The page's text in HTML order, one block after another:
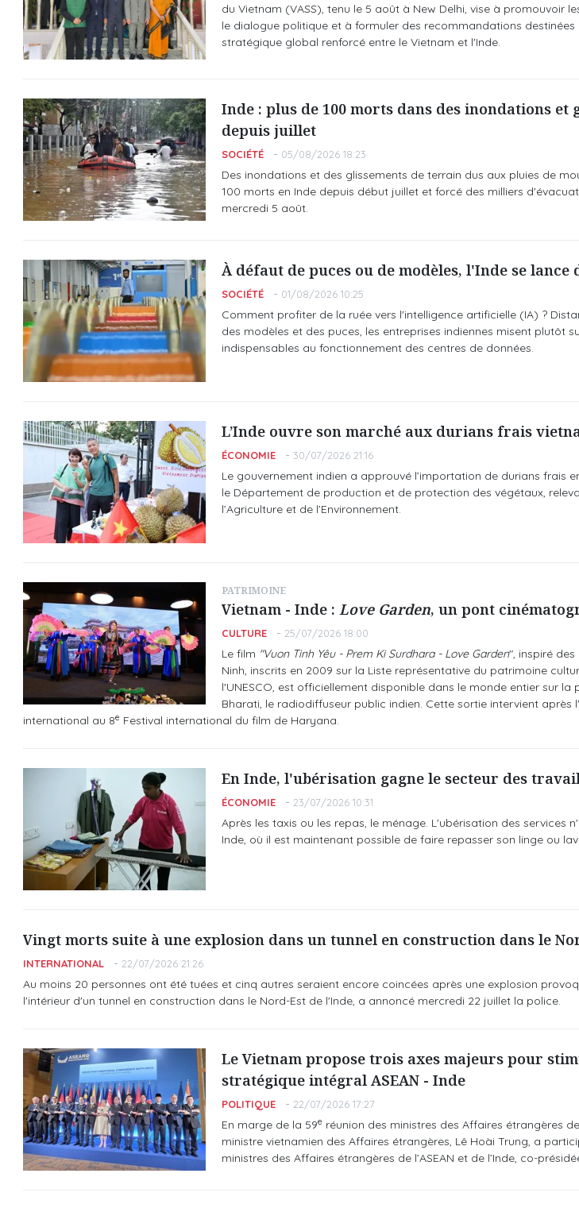
du Vietnam (VASS), tenu le 5 août à New Delhi, vise à promouvoir
le dialogue politique et à formuler des recommandations
stratégique global renforcé entre le Vietnam et l'Inde.
Inde : plus de 100 morts dans des inondations et
depuis juillet
SOCIÉTÉ 05/08/2026 18:23
Des inondations et des glissements de terrain dus aux pluies de
100 morts en Inde depuis début juillet et forcé des milliers
mercredi 5 août.
À défaut de puces ou de modèles, l'Inde se lance
SOCIÉTÉ 01/08/2026 10:25
Comment profiter de la ruée vers l'intelligence artificielle (IA) ?
des modèles et des puces, les entreprises indiennes misent plutôt
indispensables au fonctionnement des centres de données.
L’Inde ouvre son marché aux durians frais
ÉCONOMIE 30/07/2026 21:16
Le gouvernement indien a approuvé l’importation de durians frais
le Département de production et de protection des végétaux,
l’Agriculture et de l’Environnement.
PATRIMOINE
Vietnam - Inde : Love Garden, un pont
CULTURE 25/07/2026 18:00
Le film "Vuon Tinh Yêu - Prem Ki Surdhara - Love Garden", inspiré
Ninh, inscrits en 2009 sur la Liste représentative du patrimoine
l'UNESCO, est officiellement disponible dans le monde entier sur la
Bharati, le radiodiffuseur public indien. Cette sortie intervient après
international au 8e Festival international du film de Haryana.
En Inde, l'ubérisation gagne le secteur des
ÉCONOMIE 23/07/2026 10:31
Après les taxis ou les repas, le ménage. L'ubérisation des services
Inde, où il est maintenant possible de faire repasser son linge ou
Vingt morts suite à une explosion dans un tunnel en construction dans le
INTERNATIONAL 22/07/2026 21:26
Au moins 20 personnes ont été tuées et cinq autres seraient encore coincées après une explosion
l'intérieur d'un tunnel en construction dans le Nord-Est de l'Inde, a annoncé mercredi 22 juillet la police.
Le Vietnam propose trois axes majeurs pour
stratégique intégral ASEAN - Inde
POLITIQUE 22/07/2026 17:27
En marge de la 59e réunion des ministres des Affaires étrangères de
ministre vietnamien des Affaires étrangères, Lê Hoài Trung, a
ministres des Affaires étrangères de l’ASEAN et de l’Inde, co-